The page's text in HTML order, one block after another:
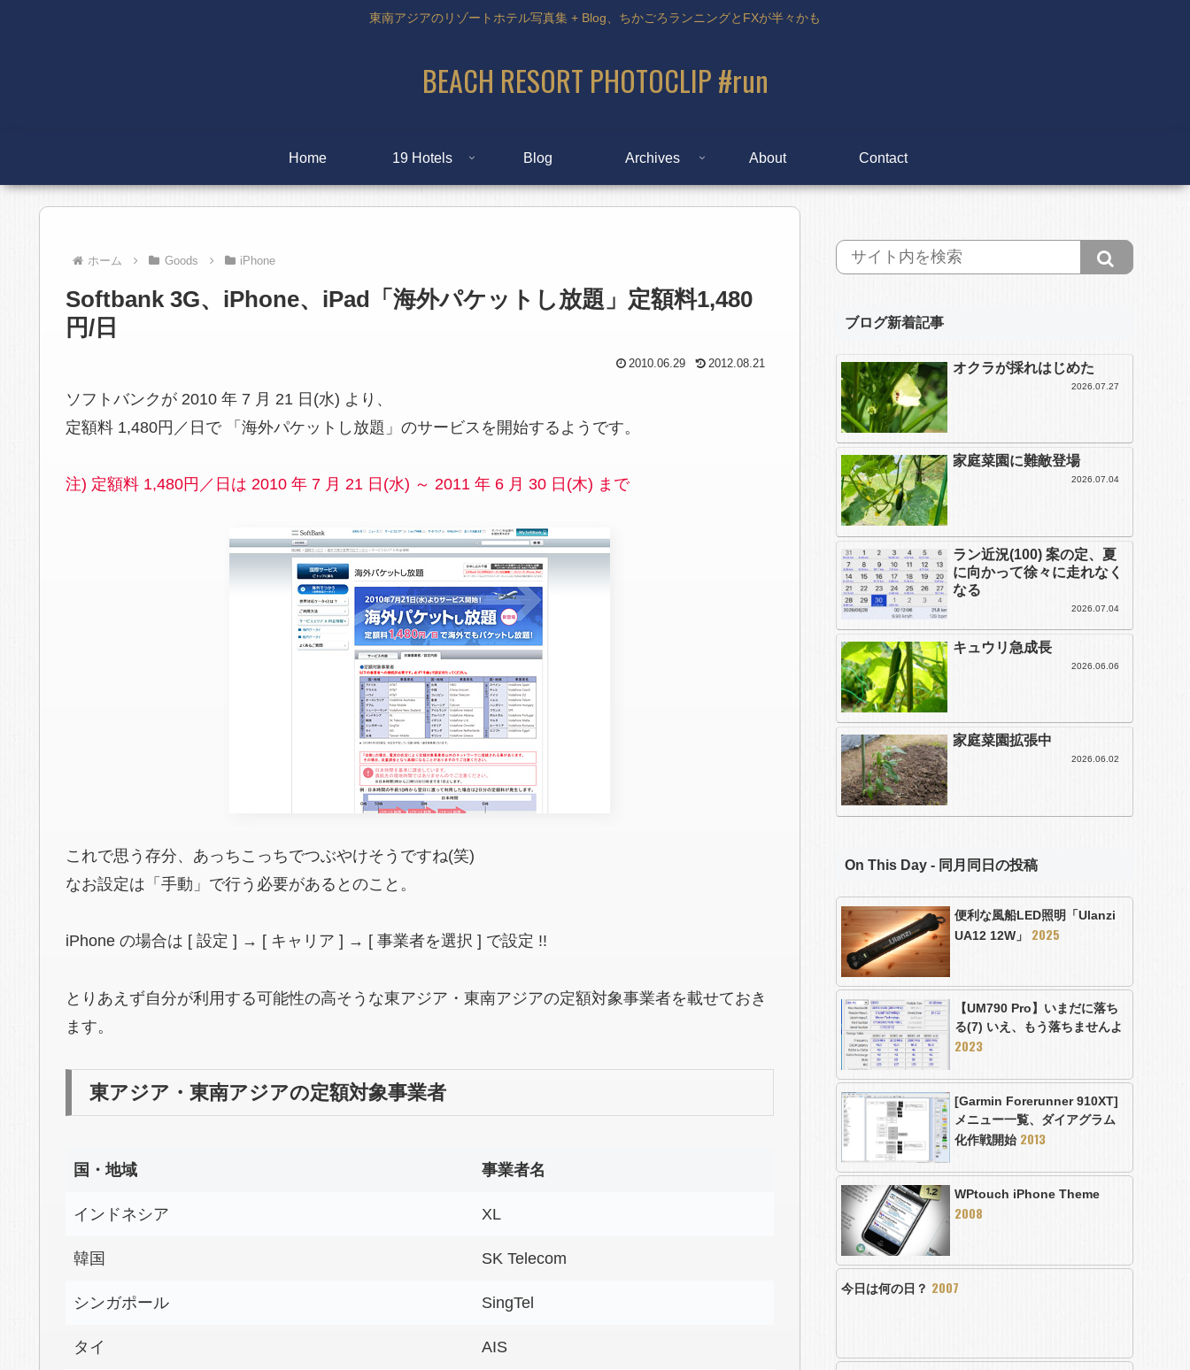
東南アジアのリゾートホテル写真集 + Blog、ちかごろランニングとFXが半々かも
BEACH RESORT PHOTOCLIP #run
Home 19 Hotels Blog Archives About Contact
ホーム Goods iPhone
Softbank 3G、iPhone、iPad「海外パケットし放題」定額料1,480
円/日
2010.06.29 2012.08.21
ソフトバンクが 2010 年 7 月 21 日(水) より、
定額料 1,480円／日で 「海外パケットし放題」のサービスを開始するようです。
注) 定額料 1,480円／日は 2010 年 7 月 21 日(水) ～ 2011 年 6 月 30 日(木) まで
これで思う存分、あっちこっちでつぶやけそうですね(笑)
なお設定は「手動」で行う必要があるとのこと。
iPhone の場合は [ 設定 ] → [ キャリア ] → [ 事業者を選択 ] で設定 !!
とりあえず自分が利用する可能性の高そうな東アジア・東南アジアの定額対象事業者を載せておき
ます。
東アジア・東南アジアの定額対象事業者
国・地域 事業者名
インドネシア XL
韓国 SK Telecom
シンガポール SingTel
タイ AIS
ブログ新着記事
オクラが採れはじめた
2026.07.27
家庭菜園に難敵登場
2026.07.04
ラン近況(100) 案の定、夏
に向かって徐々に走れなく
なる
2026.07.04
キュウリ急成長
2026.06.06
家庭菜園拡張中
2026.06.02
On This Day - 同月同日の投稿
便利な風船LED照明「Ulanzi
UA12 12W」 2025
【UM790 Pro】いまだに落ち
る(7) いえ、もう落ちませんよ
2023
[Garmin Forerunner 910XT]
メニュー一覧、ダイアグラム
化作戦開始 2013
WPtouch iPhone Theme
2008
今日は何の日？ 2007